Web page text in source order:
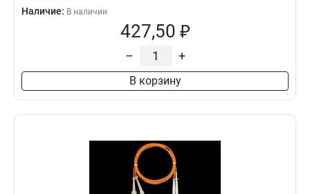
Наличие: В наличии
427,50 ₽
– +
В корзину